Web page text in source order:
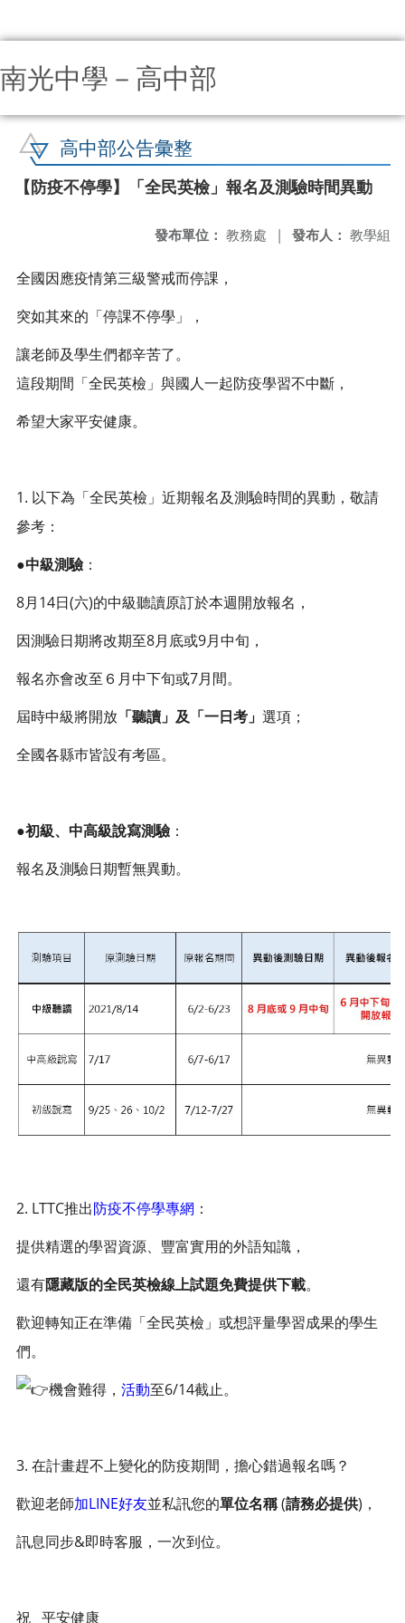
南光中學－高中部
高中部公告彙整
【防疫不停學】「全民英檢」報名及測驗時間異動
發布人： 教學組
發布單位： 教務處 |
全國因應疫情第三級警戒而停課，
突如其來的「停課不停學」，
讓老師及學生們都辛苦了。
這段期間「全民英檢」與國人一起防疫學習不中斷，
希望大家平安健康。
1. 以下為「全民英檢」近期報名及測驗時間的異動，敬請
參考：
●中級測驗：
8月14日(六)的中級聽讀原訂於本週開放報名，
因測驗日期將改期至8月底或9月中旬，
報名亦會改至６月中下旬或7月間。
屆時中級將開放 「聽讀」及「一日考」 選項；
全國各縣巿皆設有考區。
●初級、中高級說寫測驗：
報名及測驗日期暫無異動。
2. LTTC推出防疫不停學專網 ：
提供精選的學習資源、豐富實用的外語知識，
還有隱藏版的全民英檢線上試題免費提供下載。
歡迎轉知正在準備「全民英檢」或想評量學習成果的學生
們。
機會難得， 活動至6/14截止。
3. 在計畫趕不上變化的防疫期間，擔心錯過報名嗎？
歡迎老師加LINE好友並私訊您的單位名稱(請務必提供)，
訊息同步&即時客服，一次到位。
祝 平安健康